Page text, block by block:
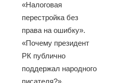
«Налоговая
перестройка без
права на ошибку».
«Почему президент
РК публично
поддержал народного